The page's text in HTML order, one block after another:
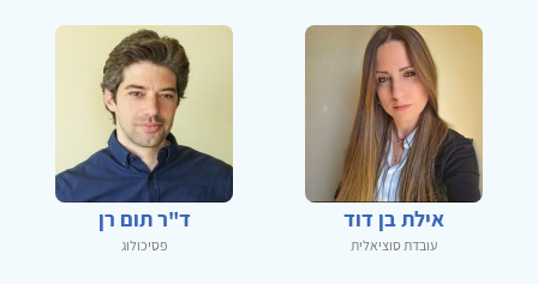
אילת בן דוד
עובדת סוציאלית
ד"ר תום רן
פסיכולוג